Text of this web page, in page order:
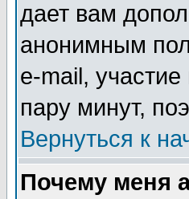
дает вам
анонимным
e-mail, участие
пару минут,
Вернуться к
Почему меня